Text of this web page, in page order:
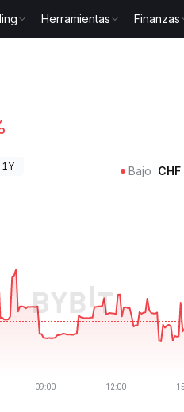
Herramientas Finanzas
1Y Bajo CHF